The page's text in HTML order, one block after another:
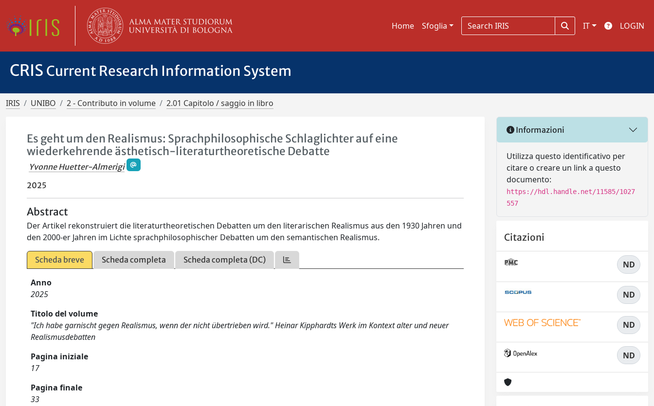
Home Sfoglia IT LOGIN
CRIS Current Research Information System
IRIS UNIBO 2 - Contributo in volume 2.01 Capitolo / saggio in libro
Es geht um den Realismus: Sprachphilosophische Schlaglichter auf eine
wiederkehrende ästhetisch-literaturtheoretische Debatte
Yvonne Huetter-Almerigi
2025
Abstract
Der Artikel rekonstruiert die literaturtheoretischen Debatten um den literarischen Realismus aus den 1930 Jahren und
den 2000-er Jahren im Lichte sprachphilosophischer Debatten um den semantischen Realismus.
Scheda breve Scheda completa Scheda completa (DC)
Anno
2025
Titolo del volume
"Ich habe garnischt gegen Realismus, wenn der nicht übertrieben wird." Heinar Kipphardts Werk im Kontext alter und neuer
Realismusdebatten
Pagina iniziale
17
Pagina finale
33
Informazioni
Utilizza questo identificativo per
citare o creare un link a questo
documento:
https://hdl.handle.net/11585/1027
557
Citazioni
ND
ND
ND
ND